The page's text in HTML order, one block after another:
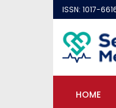
ISSN: 1017-
HOME